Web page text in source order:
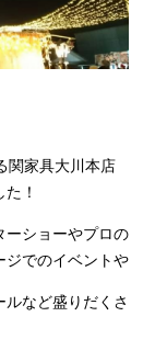
関家具大川本店
！
ーショーやプロの
ジでのイベントや
など盛りだくさ